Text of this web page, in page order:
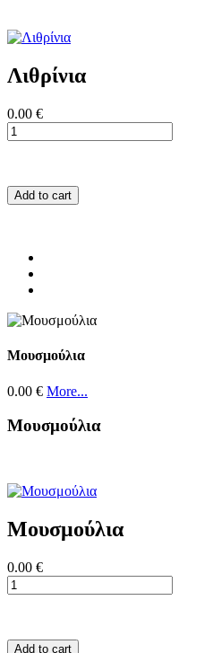
Λιθρίνια
0.00 €
Add to cart
Μουσμούλια
0.00 € More...
Μουσμούλια
Μουσμούλια
0.00 €
Add to cart